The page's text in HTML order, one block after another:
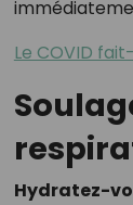
Le COVID
Hydratez-